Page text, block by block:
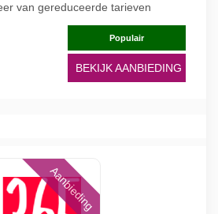
van gereduceerde tarieven
Populair
BEKIJK AANBIEDING
Aanbieding